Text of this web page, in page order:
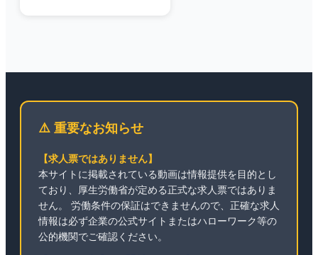
⚠️ 重要なお知らせ
【求人票ではありません】
本サイトに掲載されている動画は情報提供を目的とし
ており、厚生労働省が定める正式な求人票ではありま
せん。 労働条件の保証はできませんので、正確な求人
情報は必ず企業の公式サイトまたはハローワーク等の
公的機関でご確認ください。